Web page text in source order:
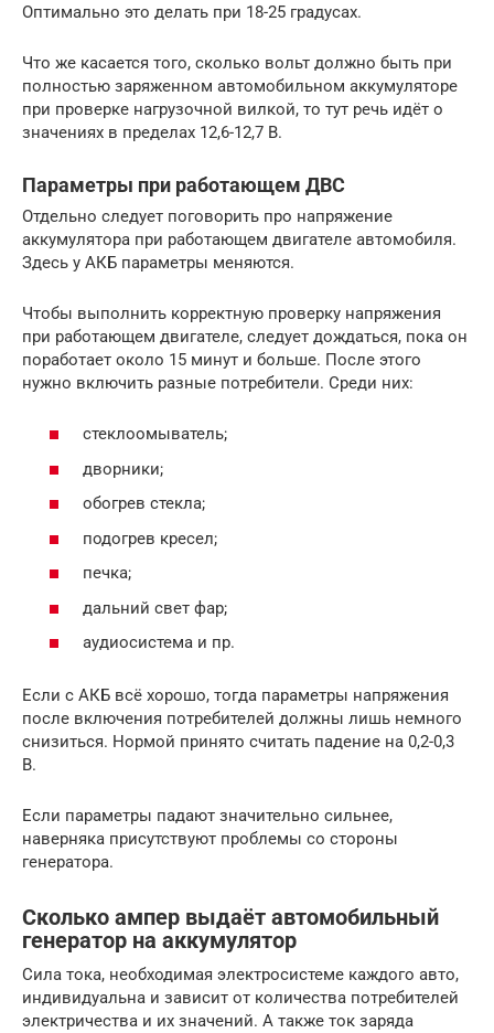
Оптимально это делать при 18-25 градусах.
Что же касается того, сколько вольт должно быть при
полностью заряженном автомобильном аккумуляторе
при проверке нагрузочной вилкой, то тут речь идёт о
значениях в пределах 12,6-12,7 В.
Параметры при работающем ДВС
Отдельно следует поговорить про напряжение
аккумулятора при работающем двигателе автомобиля.
Здесь у АКБ параметры меняются.
Чтобы выполнить корректную проверку напряжения
при работающем двигателе, следует дождаться, пока он
поработает около 15 минут и больше. После этого
нужно включить разные потребители. Среди них:
стеклоомыватель;
дворники;
обогрев стекла;
подогрев кресел;
печка;
дальний свет фар;
аудиосистема и пр.
Если с АКБ всё хорошо, тогда параметры напряжения
после включения потребителей должны лишь немного
снизиться. Нормой принято считать падение на 0,2-0,3
В.
Если параметры падают значительно сильнее,
наверняка присутствуют проблемы со стороны
генератора.
Сколько ампер выдаёт автомобильный
генератор на аккумулятор
Сила тока, необходимая электросистеме каждого авто,
индивидуальна и зависит от количества потребителей
электричества и их значений. А также ток заряда